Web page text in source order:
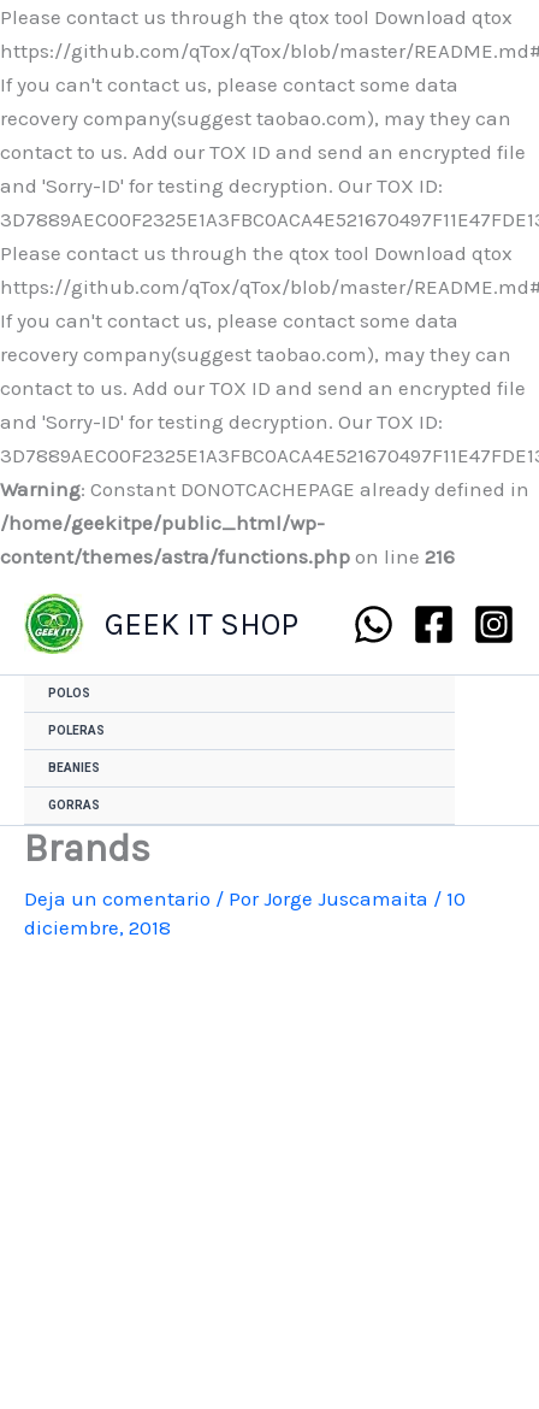
Please contact us through the qtox tool Download qtox
https://github.com/qTox/qTox/blob/master/
If you can't contact us, please contact some data
recovery company(suggest taobao.com), may they can
contact to us. Add our TOX ID and send an encrypted file
and 'Sorry-ID' for testing decryption. Our TOX ID:
Please contact us through the qtox tool Download qtox
https://github.com/qTox/qTox/blob/master/
If you can't contact us, please contact some data
recovery company(suggest taobao.com), may they can
contact to us. Add our TOX ID and send an encrypted file
and 'Sorry-ID' for testing decryption. Our TOX ID:
Warning: Constant DONOTCACHEPAGE already defined in
/home/geekitpe/public_html/wp-
content/themes/astra/functions.php on line 216
Ir
al
contenido
GEEK IT SHOP
POLOS
POLERAS
BEANIES
GORRAS
Brands
Deja un comentario / PorJorge Juscamaita / 10
diciembre, 2018